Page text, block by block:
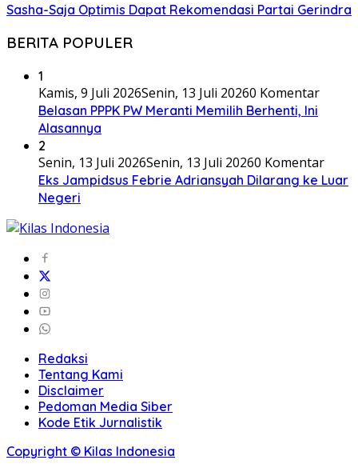
Sasha-Saja Optimis Dapat Rekomendasi Partai Gerindra
BERITA POPULER
1
Kamis, 9 Juli 2026Senin, 13 Juli 20260 Komentar
Belasan PPPK PW Meranti Memilih Berhenti, Ini
Alasannya
2
Senin, 13 Juli 2026Senin, 13 Juli 20260 Komentar
Eks Jampidsus Febrie Adriansyah Dilarang ke Luar
Negeri
Redaksi
Tentang Kami
Disclaimer
Pedoman Media Siber
Kode Etik Jurnalistik
Copyright © Kilas Indonesia